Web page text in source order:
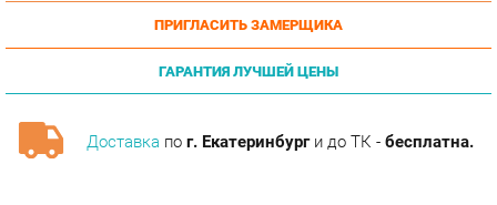
ГАРАНТИЯ ЛУЧШЕЙ ЦЕНЫ
Доставкапог. Екатеринбурги до ТК -бесплатна.